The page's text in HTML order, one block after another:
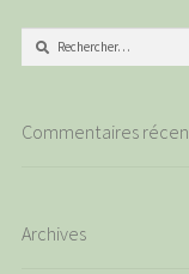
Rechercher :
Commentaires
Archives